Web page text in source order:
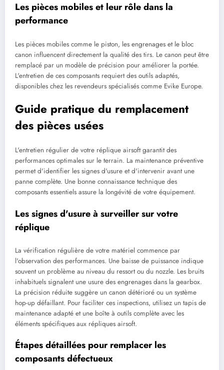
Les pièces mobiles et leur rôle dans la
performance
Les pièces mobiles comme le piston, les engrenages et le bloc
canon influencent directement la qualité des tirs. Le canon peut être
remplacé par un modèle de précision pour améliorer la portée.
L'entretien de ces composants requiert des outils adaptés,
disponibles chez les revendeurs spécialisés comme Evike Europe.
Guide pratique du remplacement
des pièces usées
L'entretien régulier de votre réplique airsoft garantit des
performances optimales sur le terrain. La maintenance préventive
permet d'identifier les signes d'usure et d'intervenir avant une
panne complète. Une bonne connaissance technique des
composants essentiels assure la longévité de votre équipement.
Les signes d'usure à surveiller sur votre
réplique
La vérification régulière de votre matériel commence par
l'observation des performances. Une baisse de puissance indique
souvent un problème au niveau du ressort ou du nozzle. Les bruits
inhabituels signalent une usure des engrenages dans la gearbox.
La précision réduite suggère un canon détérioré ou un système
hop-up défaillant. Pour faciliter ces inspections, utilisez un tapis de
maintenance adapté et une boîte à outils complète avec les
éléments spécifiques aux répliques airsoft.
Étapes détaillées pour remplacer les
composants défectueux